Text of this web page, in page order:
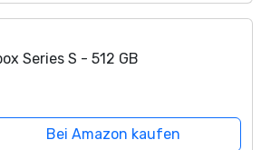
Series S - 512 GB
Bei Amazon kaufen